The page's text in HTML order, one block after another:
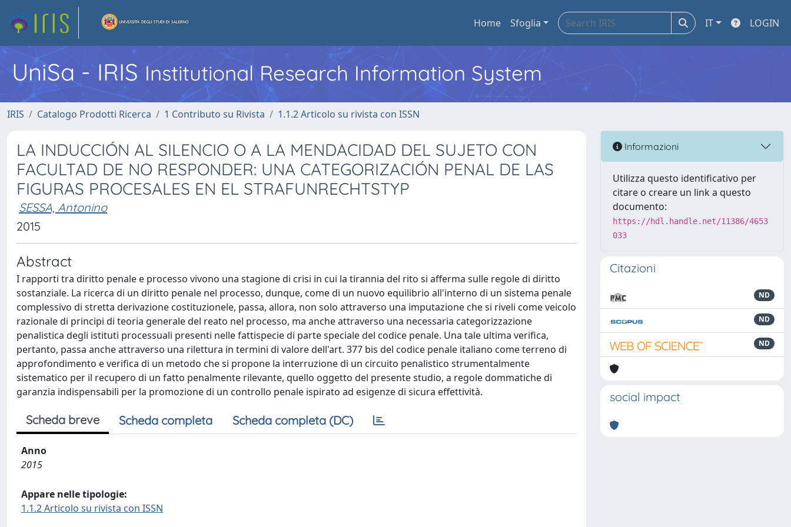
Home Sfoglia IT LOGIN
UniSa - IRIS Institutional Research Information System
IRIS Catalogo Prodotti Ricerca 1 Contributo su Rivista 1.1.2 Articolo su rivista con ISSN
LA INDUCCIÓN AL SILENCIO O A LA MENDACIDAD DEL SUJETO CON
FACULTAD DE NO RESPONDER: UNA CATEGORIZACIÓN PENAL DE LAS
FIGURAS PROCESALES EN EL STRAFUNRECHTSTYP
SESSA, Antonino
2015
Abstract
I rapporti tra diritto penale e processo vivono una stagione di crisi in cui la tirannia del rito si afferma sulle regole di diritto
sostanziale. La ricerca di un diritto penale nel processo, dunque, come di un nuovo equilibrio all'interno di un sistema penale
complessivo di stretta derivazione costituzionele, passa, allora, non solo attraverso una imputazione che si riveli come veicolo
razionale di principi di teoria generale del reato nel processo, ma anche attraverso una necessaria categorizzazione
penalistica degli istituti processuali presenti nelle fattispecie di parte speciale del codice penale. Una tale ultima verifica,
pertanto, passa anche attraverso una rilettura in termini di valore dell'art. 377 bis del codice penale italiano come terreno di
approfondimento e verifica di un metodo che si propone la interruzione di un circuito penalistico strumentalmente
sistematico per il recupero di un fatto penalmente rilevante, quello oggetto del presente studio, a regole dommatiche di
garanzia indispensabili per la promozione di un controllo penale ispirato ad esigenze di sicura effettività.
Scheda breve Scheda completa Scheda completa (DC)
Anno
2015
Appare nelle tipologie:
1.1.2 Articolo su rivista con ISSN
Informazioni
Utilizza questo identificativo per
citare o creare un link a questo
documento:
https://hdl.handle.net/11386/4653
033
Citazioni
ND
ND
ND
social impact